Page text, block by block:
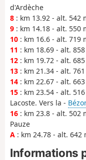
d'Ardèche
8 : km 13.92 - alt. 542
9 : km 14.18 - alt. 550
10 : km 16.6 - alt. 719
11 : km 18.69 - alt.
12 : km 19.72 - alt.
13 : km 21.34 - alt.
14 : km 22.67 - alt.
15 : km 23.54 - alt.
Lacoste. Vers la -
16 : km 23.8 - alt. 502
Pauze
A : km 24.78 - alt. 642
Informations